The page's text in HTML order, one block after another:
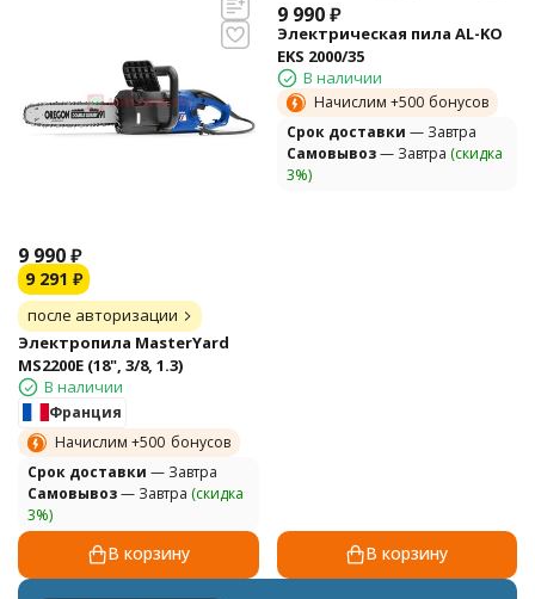
9 990₽
9 291 ₽
после авторизации
Электропила MasterYard
MS2200E (18", 3/8, 1.3)
В наличии
Франция
Начислим +500 бонусов
Cрок доставки — Завтра
Самовывоз— Завтра (скидка
3%)
В корзину
9 990 ₽
Электрическая пила AL-KO
EKS 2000/35
В наличии
Начислим +500 бонусов
Cрок доставки — Завтра
Самовывоз— Завтра (скидка
3%)
В корзину